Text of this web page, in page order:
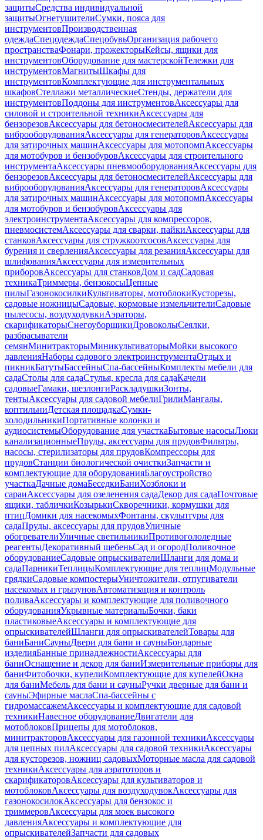
защитыСредства индивидуальной
защитыОгнетушителиСумки, пояса для
инструментовПроизводственная
одеждаСпецодеждаСпецобувьОрганизация рабочего
пространстваФонари, прожекторыКейсы, ящики для
инструментовОборудование для мастерскойТележки для
инструментовМагнитыШкафы для
инструментовКомплектующие для инструментальных
шкафовСтеллажи металлическиеСтенды, держатели для
инструментовПоддоны для инструментовАксессуары для
силовой и строительной техникиАксессуары для
бензорезовАксессуары для бетоносмесителейАксессуары для
виброоборудованияАксессуары для генераторовАксессуары
для затирочных машинАксессуары для мотопомпАксессуары
для мотобуров и бензобуровАксессуары для строительного
инструментаАксессуары пневмооборудованияАксессуары для
бензорезовАксессуары для бетоносмесителейАксессуары для
виброоборудованияАксессуары для генераторовАксессуары
для затирочных машинАксессуары для мотопомпАксессуары
для мотобуров и бензобуровАксессуары для
электроинструментаАксессуары для компрессоров,
пневмосистемАксессуары для сварки, пайкиАксессуары для
станковАксессуары для стружкоотсосовАксессуары для
бурения и сверленияАксессуары для резанияАксессуары для
шлифованияАксессуары для измерительных
приборовАксессуары для станковДом и садСадовая
техникаТриммеры, бензокосыЦепные
пилыГазонокосилкиКультиваторы, мотоблокиКусторезы,
садовые ножницыСадовые, кормовые измельчителиСадовые
пылесосы, воздуходувкиАэраторы,
скарификаторыСнегоуборщикиДровоколыСеялки,
разбрасыватели
семянМинитракторыМиникультиваторыМойки высокого
давленияНаборы садового электроинструментаОтдых и
пикникБатутыБассейныСпа-бассейныКомплекты мебели для
садаСтолы для садаСтулья, кресла для садаКачели
садовыеГамаки, шезлонгиРаскладушкиЗонты,
тентыАксессуары для садовой мебелиГрилиМангалы,
коптильниДетская площадкаСумки-
холодильникиПортативные колонки и
аудиосистемыОборудование для участкаБытовые насосыЛюки
канализационныеПруды, аксессуары для прудовФильтры,
насосы, стерилизаторы для прудовКомпрессоры для
прудовСтанции биологической очисткиЗапчасти и
комплектующие для оборудованияБлагоустройство
участкаДачные домаБеседкиБаниХозблоки и
сараиАксессуары для озеленения садаДекор для садаПочтовые
ящики, табличкиКозырькиСкворечники, кормушки для
птицДомики для насекомыхФонтаны, скульптуры для
садаПруды, аксессуары для прудовУличные
обогревателиУличные светильникиПротивогололедные
реагентыДекоративный щебеньСад и огородПоливочное
оборудованиеСадовые опрыскивателиШланги для дома и
садаПарникиТеплицыКомплектующие для теплицМодульные
грядкиСадовые компостерыУничтожители, отпугиватели
насекомых и грызуновАвтоматизация и контроль
поливаАксессуары и комплектующие для поливочного
оборудованияУкрывные материалыБочки, баки
пластиковыеАксессуары и комплектующие для
опрыскивателейШланги для опрыскивателейТовары для
баниБаниСауныДвери для бани и сауныБондарные
изделияБанные принадлежностиАксессуары для
баниОснащение и декор для баниИзмерительные приборы для
баниФитобочки, купелиКомплектующие для купелейОкна
для баниМебель для бани и сауныРучки дверные для бани и
сауныЭфирные маслаСпа-бассейны с
гидромассажемАксессуары и комплектующие для садовой
техникиНавесное оборудованиеДвигатели для
мотоблоковПрицепы для мотоблоков,
минитракторовАксессуары для газонной техникиАксессуары
для цепных пилАксессуары для садовой техникиАксессуары
для кусторезов, ножниц садовыхМоторные масла для садовой
техникиАксессуары для аэратоторов и
скарификаторовАксессуары для культиваторов и
мотоблоковАксессуары для воздуходувокАксессуары для
газонокосилокАксессуары для бензокос и
триммеровАксессуары для моек высокого
давленияАксессуары и комплектующие для
опрыскивателейЗапчасти для садовых